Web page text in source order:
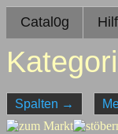
Catal0g
Spalten →